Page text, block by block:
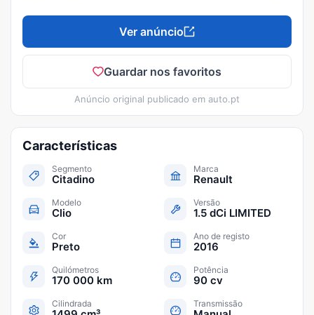
Ver anúncio
Guardar nos favoritos
Anúncio original publicado em auto.pt
Características
Segmento
Citadino
Marca
Renault
Modelo
Clio
Versão
1.5 dCi LIMITED
Cor
Preto
Ano de registo
2016
Quilómetros
170 000 km
Potência
90 cv
Cilindrada Transmissão